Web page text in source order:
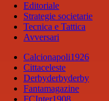
Editoriale
Strategie societarie
Tecnica e Tattica
Avversari
Calcionapoli1926
Cittaceleste
Derbyderbyderby
Fantamagazine